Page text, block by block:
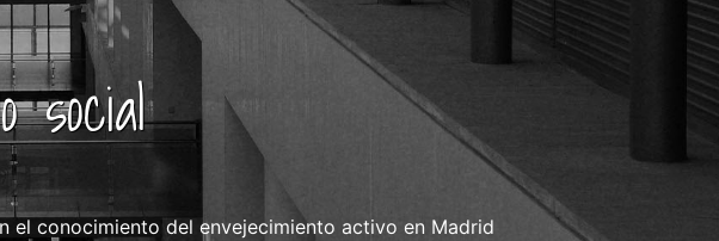
social
el conocimiento del envejecimiento activo en Madrid